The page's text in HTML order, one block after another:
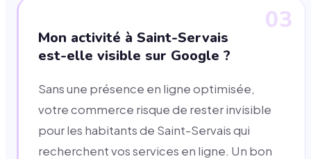
03
Mon activité à Saint-Servais
est-elle visible sur Google ?
Sans une présence en ligne optimisée,
votre commerce risque de rester invisible
pour les habitants de Saint-Servais qui
recherchent vos services en ligne. Un bon